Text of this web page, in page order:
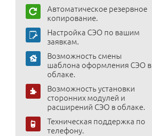
Автоматическое резервное
копирование.
Настройка СЭО по вашим
заявкам.
Возможность смены
шаблона оформления СЭО в
облаке.
Возможность установки
сторонних модулей и
расширений СЭО в облаке.
Техническая поддержка по
телефону.